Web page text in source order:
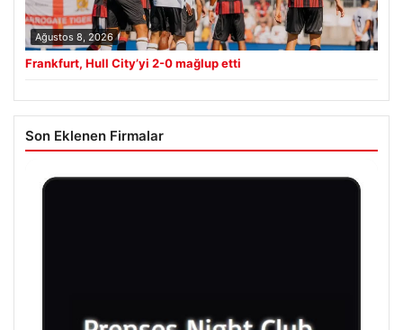
Ağustos 8, 2026
Frankfurt, Hull City’yi 2-0 mağlup etti
Son Eklenen Firmalar